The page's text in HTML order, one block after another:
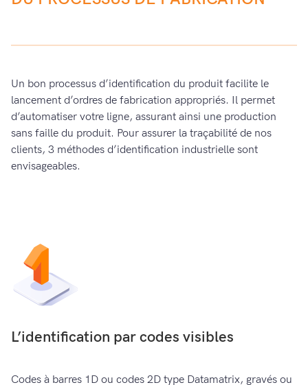
Un bon processus d’identification du produit facilite le
lancement d’ordres de fabrication appropriés. Il permet
d’automatiser votre ligne, assurant ainsi une production
sans faille du produit. Pour assurer la traçabilité de nos
clients, 3 méthodes d’identification industrielle sont
envisageables.
L’identification par codes visibles
Codes à barres 1D ou codes 2D type Datamatrix, gravés ou